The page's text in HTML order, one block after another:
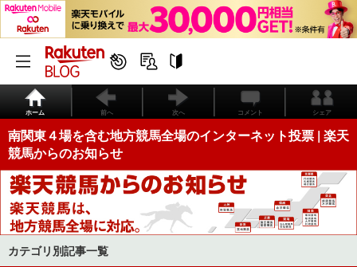
ホーム 前へ 次へ コメント シェア
南関東４場を含む地方競馬全場のインターネット投票 | 楽天
競馬からのお知らせ
カテゴリ別記事一覧